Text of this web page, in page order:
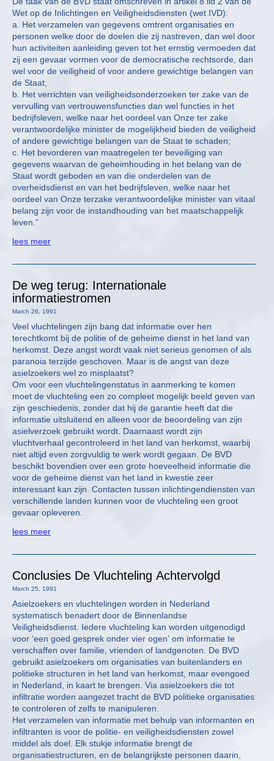
Wet op de Inlichtingen en Veiligheidsdiensten (wet IVD):
a. Het verzamelen van gegevens omtrent organisaties en
personen welke door de doelen die zij nastreven, dan wel door
hun activiteiten aanleiding geven tot het ernstig vermoeden dat
zij een gevaar vormen voor de democratische rechtsorde, dan
wel voor de veiligheid of voor andere gewichtige belangen van
de Staat;
b. Het verrichten van veiligheidsonderzoeken ter zake van de
vervulling van vertrouwensfuncties dan wel functies in het
bedrijfsleven, welke naar het oordeel van Onze ter zake
verantwoordelijke minister de mogelijkheid bieden de veiligheid
of andere gewichtige belangen van de Staat te schaden;
c. Het bevorderen van maatregelen ter beveiliging van
gegevens waarvan de geheimhouding in het belang van de
Staat wordt geboden en van die onderdelen van de
overheidsdienst en van het bedrijfsleven, welke naar het
oordeel van Onze terzake verantwoordelijke minister van vitaal
belang zijn voor de instandhouding van het maatschappelijk
leven.”
lees meer
De weg terug: Internationale
informatiestromen
March 26, 1991
Veel vluchtelingen zijn bang dat informatie over hen
terechtkomt bij de politie of de geheime dienst in het land van
herkomst. Deze angst wordt vaak niet serieus genomen of als
paranoia terzijde geschoven. Maar is de angst van deze
asielzoekers wel zo misplaatst?
Om voor een vluchtelingenstatus in aanmerking te komen
moet de vluchteling een zo compleet mogelijk beeld geven van
zijn geschiedenis, zonder dat hij de garantie heeft dat die
informatie uitsluitend en alleen voor de beoordeling van zijn
asielverzoek gebruikt wordt. Daarnaast wordt zijn
vluchtverhaal gecontroleerd in het land van herkomst, waarbij
niet altijd even zorgvuldig te werk wordt gegaan. De BVD
beschikt bovendien over een grote hoeveelheid informatie die
voor de geheime dienst van het land in kwestie zeer
interessant kan zijn. Contacten tussen inlichtingendiensten van
verschillende landen kunnen voor de vluchteling een groot
gevaar opleveren.
lees meer
Conclusies De Vluchteling Achtervolgd
March 25, 1991
Asielzoekers en vluchtelingen worden in Nederland
systematisch benadert door de Binnenlandse
Veiligheidsdienst. Iedere vluchteling kan worden uitgenodigd
voor ‘een goed gesprek onder vier ogen’ om informatie te
verschaffen over familie, vrienden of landgenoten. De BVD
gebruikt asielzoekers om organisaties van buitenlanders en
politieke structuren in het land van herkomst, maar evengoed
in Nederland, in kaart te brengen. Via asielzoekers die tot
infiltratie worden aangezet tracht de BVD politieke organisaties
te controleren of zelfs te manipuleren.
Het verzamelen van informatie met behulp van informanten en
infiltranten is voor de politie- en veiligheidsdiensten zowel
middel als doel. Elk stukje informatie brengt de
organisatiestructuren, en de belangrijkste personen daarin,